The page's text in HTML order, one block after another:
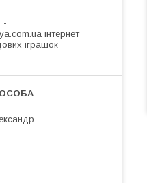
-
інтернет
іграшок